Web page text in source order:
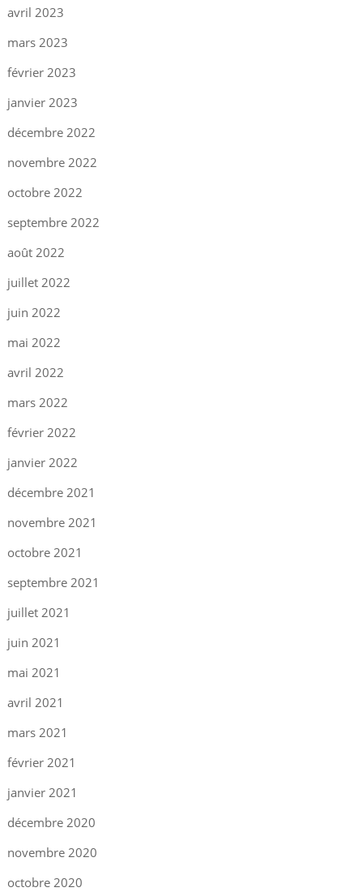
avril 2023
mars 2023
février 2023
janvier 2023
décembre 2022
novembre 2022
octobre 2022
septembre 2022
août 2022
juillet 2022
juin 2022
mai 2022
avril 2022
mars 2022
février 2022
janvier 2022
décembre 2021
novembre 2021
octobre 2021
septembre 2021
juillet 2021
juin 2021
mai 2021
avril 2021
mars 2021
février 2021
janvier 2021
décembre 2020
novembre 2020
octobre 2020